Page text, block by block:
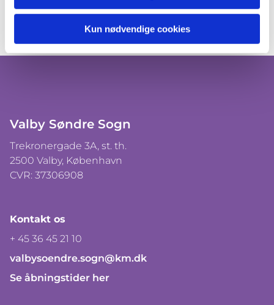
Kun nødvendige cookies
Valby Søndre Sogn
Trekronergade 3A, st. th.
2500 Valby, København
CVR: 37306908
Kontakt os
+ 45 36 45 21 10
valbysoendre.sogn@km.dk
Se åbningstider her